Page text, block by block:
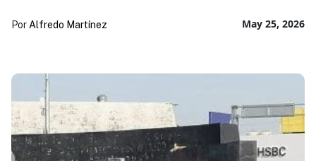
May 25, 2026
Por Alfredo Martínez